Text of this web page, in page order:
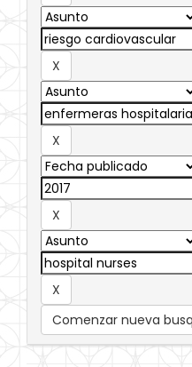
Comenzar nueva